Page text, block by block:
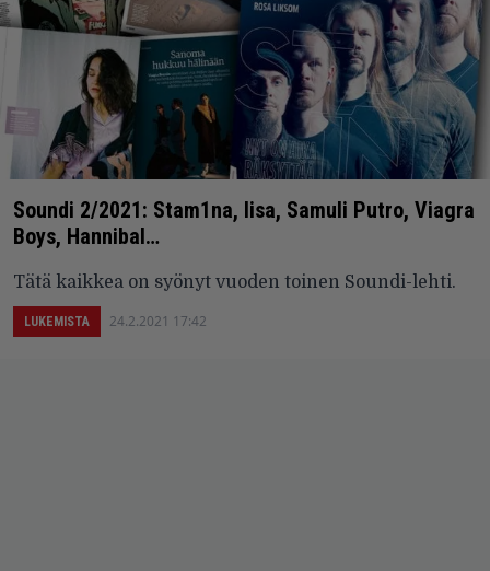
Soundi 2/2021: Stam1na, Iisa, Samuli Putro, Viagra
Boys, Hannibal…
Tätä kaikkea on syönyt vuoden toinen Soundi-lehti.
LUKEMISTA 24.2.2021 17:42